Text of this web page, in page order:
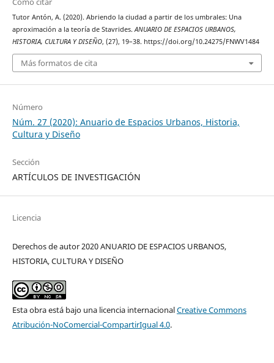
Tutor Antón, A. (2020). Abriendo la ciudad a partir de los umbrales: Una
aproximación a la teoría de Stavrides.ANUARIO DE ESPACIOS URBANOS,
HISTORIA, CULTURA Y DISEÑO, (27), 19–38. https://doi.org/10.24275/FNWV1484
Más formatos de cita
Número
Núm. 27 (2020): Anuario de Espacios Urbanos, Historia,
Cultura y Diseño
Sección
ARTÍCULOS DE INVESTIGACIÓN
Licencia
Derechos de autor 2020 ANUARIO DE ESPACIOS URBANOS,
HISTORIA, CULTURA Y DISEÑO
Esta obra está bajo una licencia internacionalCreative Commons
Atribución-NoComercial-CompartirIgual 4.0.